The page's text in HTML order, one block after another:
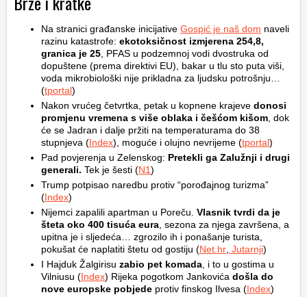
Na stranici građanske inicijative Gospić je naš dom naveli
razinu katastrofe: ekotoksičnost izmjerena 254,8,
granica je 25 , PFAS u podzemnoj vodi dvostruka od
dopuštene (prema direktivi EU), bakar u tlu sto puta viši,
voda mikrobiološki nije prikladna za ljudsku potrošnju…
(tportal)
Nakon vrućeg četvrtka, petak u kopnene krajeve donosi
promjenu vremena s više oblaka i češćom kišom , dok
će se Jadran i dalje pržiti na temperaturama do 38
stupnjeva (Index), moguće i olujno nevrijeme (tportal)
Pad povjerenja u Zelenskog: Pretekli ga Zalužnji i drugi
generali. Tek je šesti (N1)
Trump potpisao naredbu protiv “porođajnog turizma”
(Index)
Nijemci zapalili apartman u Poreču. Vlasnik tvrdi da je
šteta oko 400 tisuća eura , sezona za njega završena, a
upitna je i sljedeća… zgrozilo ih i ponašanje turista,
pokušat će naplatiti štetu od gostiju (Net.hr Jutarnji)
I Hajduk Žalgirisu zabio pet komada , i to u gostima u
Vilniusu (Index) Rijeka pogotkom Jankovića došla do
nove europske pobjede protiv finskog Ilvesa (Index)